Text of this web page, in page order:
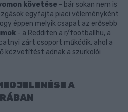
követése - bár sokan nem is
egyfajta piaci véleményként
éppen melyik csapat az erősebb
- a Redditen a r/footballhu, a
zárt csoport működik, ahol a
közvetítést adnak a szurkolói
A